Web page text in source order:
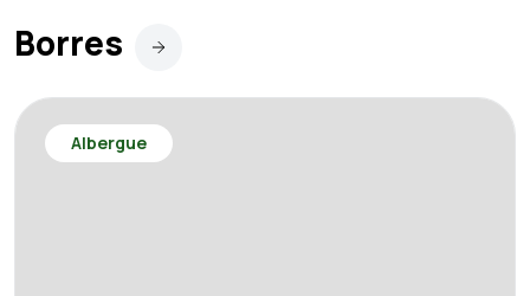
Borres
Albergue